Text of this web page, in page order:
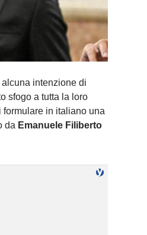
intenzione di
sfogo a tutta la loro
in italiano una
da Emanuele Filiberto